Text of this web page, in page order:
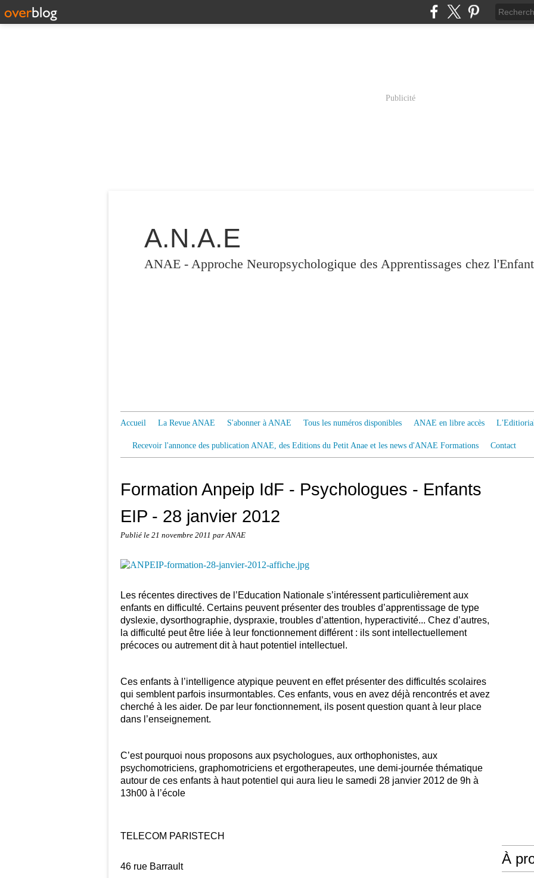
Publicité
A.N.A.E
ANAE - Approche Neuropsychologique des Apprentissages chez
Accueil La Revue ANAE S'abonner à ANAE Tous les numéros disponibles ANAE en libre accès
Recevoir l'annonce des publication ANAE, des Editions du Petit Anae et les news d'ANAE Formations Contact
Formation Anpeip IdF - Psychologues - Enfants
EIP - 28 janvier 2012
Publié le 21 novembre 2011 par ANAE
Les récentes directives de l’Education Nationale s’intéressent particulièrement aux
enfants en difficulté. Certains peuvent présenter des troubles d’apprentissage de type
dyslexie, dysorthographie, dyspraxie, troubles d’attention, hyperactivité... Chez d’autres,
la difficulté peut être liée à leur fonctionnement différent : ils sont intellectuellement
précoces ou autrement dit à haut potentiel intellectuel.
Ces enfants à l’intelligence atypique peuvent en effet présenter des difficultés scolaires
qui semblent parfois insurmontables. Ces enfants, vous en avez déjà rencontrés et avez
cherché à les aider. De par leur fonctionnement, ils posent question quant à leur place
dans l’enseignement.
C’est pourquoi nous proposons aux psychologues, aux orthophonistes, aux
psychomotriciens, graphomotriciens et ergotherapeutes, une demi-journée thématique
autour de ces enfants à haut potentiel qui aura lieu le samedi 28 janvier 2012 de 9h à
13h00 à l’école
TELECOM PARISTECH
46 rue Barrault À